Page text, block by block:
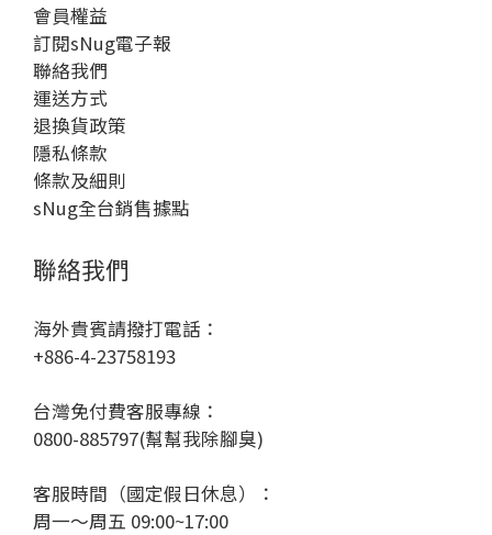
會員權益
訂閱sNug電子報
聯絡我們
運送方式
退換貨政策
隱私條款
條款及細則
sNug全台銷售據點
聯絡我們
海外貴賓請撥打電話：
+886-4-23758193
台灣免付費客服專線：
0800-885797(幫幫我除腳臭)
客服時間（國定假日休息）：
周一～周五 09:00~17:00